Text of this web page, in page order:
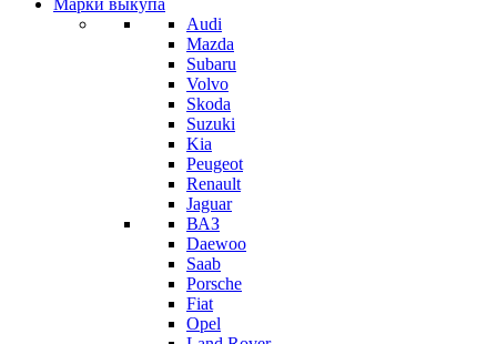
Марки выкупа
Audi
Mazda
Subaru
Volvo
Skoda
Suzuki
Kia
Peugeot
Renault
Jaguar
ВАЗ
Daewoo
Saab
Porsche
Fiat
Opel